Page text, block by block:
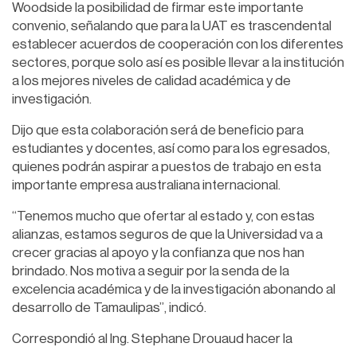
Woodside la posibilidad de firmar este importante
convenio, señalando que para la UAT es trascendental
establecer acuerdos de cooperación con los diferentes
sectores, porque solo así es posible llevar a la institución
a los mejores niveles de calidad académica y de
investigación.
Dijo que esta colaboración será de beneficio para
estudiantes y docentes, así como para los egresados,
quienes podrán aspirar a puestos de trabajo en esta
importante empresa australiana internacional.
“Tenemos mucho que ofertar al estado y, con estas
alianzas, estamos seguros de que la Universidad va a
crecer gracias al apoyo y la confianza que nos han
brindado. Nos motiva a seguir por la senda de la
excelencia académica y de la investigación abonando al
desarrollo de Tamaulipas”, indicó.
Correspondió al Ing. Stephane Drouaud hacer la